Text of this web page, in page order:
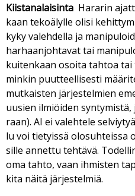
Kiis­ta­na­lai­sin­ta Ha­ra­rin
kaan te­ko­ä­lyl­le oli­si
kyky va­leh­del­la ja
har­haan­joh­ta­vat tai
kui­ten­kaan osoi­ta tah­toa
min­kin puut­teel­li­ses­ti
mut­kais­ten jär­jes­tel­mien
uu­sien il­mi­öi­den
raan). AI ei va­leh­te­le
lu voi tie­tyis­sä olo­suh­teis­sa
sil­le an­net­tu teh­tä­vä.
oma tah­to, vaan ih­mis­ten
ki­ta näi­tä jär­jes­tel­miä.